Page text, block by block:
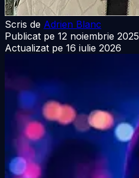
Scris de Adrien Blanc
Publicat pe 12 noiembrie 2025
Actualizat pe 16 iulie 2026